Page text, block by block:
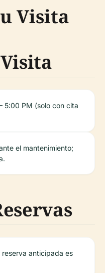
Visita
5:00 PM (solo con cita
el mantenimiento;
anticipada es